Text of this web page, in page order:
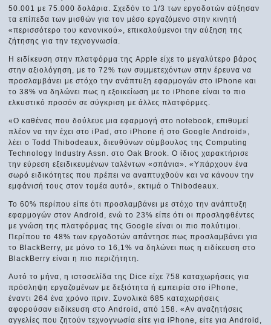
50.001 με 75.000 δολάρια. Σχεδόν το 1/3 των εργοδοτών αύξησαν
τα επίπεδα των μισθών για τον μέσο εργαζόμενο στην κινητή
«περισσότερο του κανονικού», επικαλούμενοι την αύξηση της
ζήτησης για την τεχνογνωσία.
Η ειδίκευση στην πλατφόρμα της Apple είχε το μεγαλύτερο βάρος
στην αξιολόγηση, με το 72% των συμμετεχόντων στην έρευνα να
προσλαμβάνει με στόχο την ανάπτυξη εφαρμογών στο iPhone και
το 38% να δηλώνει πως η εξοικείωση με το iPhone είναι το πιο
ελκυστικό προσόν σε σύγκριση με άλλες πλατφόρμες.
«Ο καθένας που δούλευε μια εφαρμογή στο notebook, επιθυμεί
πλέον να την έχει στο iPad, στο iPhone ή στο Google Android»,
λέει ο Todd Thibodeaux, διευθύνων σύμβουλος της Computing
Technology Industry Assn. στο Oak Brook. Ο ίδιος χαρακτήρισε
την εύρεση εξειδικευμένων ταλέντων «σπάνια». «Υπάρχουν ένα
σωρό ειδικότητες που πρέπει να αναπτυχθούν και να κάνουν την
εμφάνισή τους στον τομέα αυτό», εκτιμά ο Thibodeaux.
Το 60% περίπου είπε ότι προσλαμβάνει με στόχο την ανάπτυξη
εφαρμογών στον Android, ενώ το 23% είπε ότι οι προσληφθέντες
με γνώση της πλατφόρμας της Google είναι οι πιο πολύτιμοι.
Περίπου το 48% των εργοδοτών απάντησε πως προσλαμβάνει για
το BlackBerry, με μόνο το 16,1% να δηλώνει πως η ειδίκευση στο
BlackBerry είναι η πιο περιζήτητη.
Αυτό το μήνα, η ιστοσελίδα της Dice είχε 758 καταχωρήσεις για
πρόσληψη εργαζομένων με δεξιότητα ή εμπειρία στο iPhone,
έναντι 264 ένα χρόνο πριν. Συνολικά 685 καταχωρήσεις
αφορούσαν ειδίκευση στο Android, από 158. «Αν αναζητήσεις
αγγελίες που ζητούν τεχνογνωσία είτε για iPhone, είτε για Android,